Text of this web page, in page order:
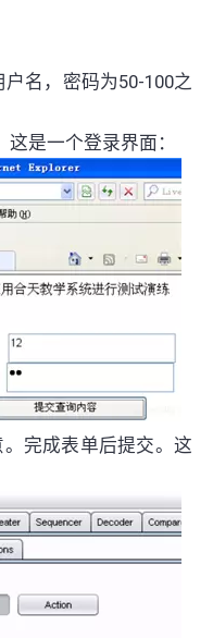
名，密码为50-100之
这是一个登录界面：
完成表单后提交。这